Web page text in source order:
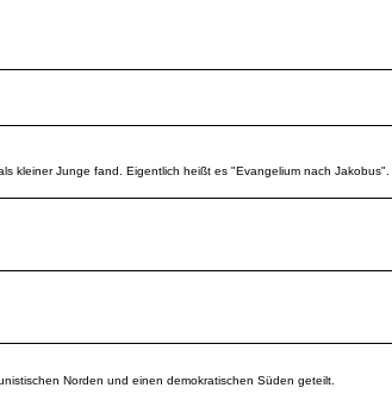
kleiner Junge fand. Eigentlich heißt es "Evangelium nach Jakobus".
Norden und einen demokratischen Süden geteilt.